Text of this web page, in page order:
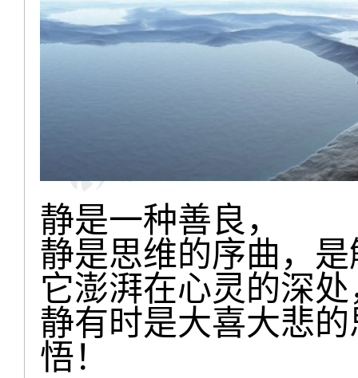
静是一种善良，
静是思维的序曲，
它澎湃在心灵的深
静有时是大喜大悲
悟！